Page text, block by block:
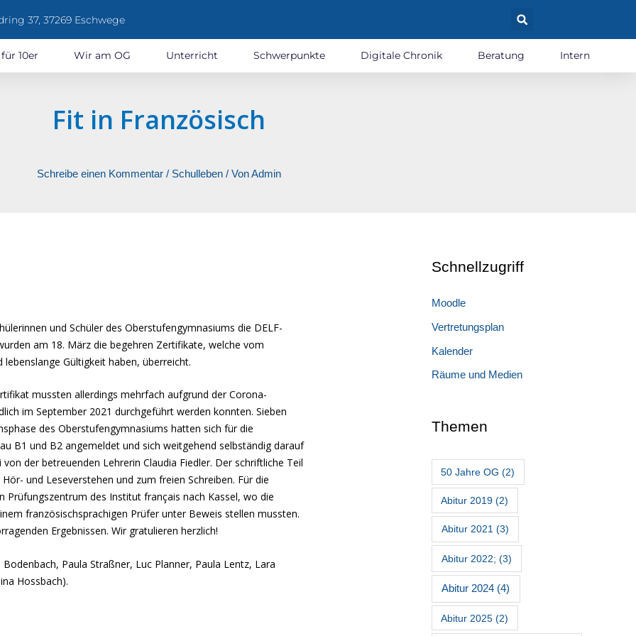
37, 37269 Eschwege
10er Wir am OG Unterricht Schwerpunkte Digitale Chronik Beratung Intern
Fit in Französisch
Schreibe einen Kommentar / Schulleben / VonAdmin
und Schüler des Oberstufengymnasiums die DELF-
am 18. März die begehren Zertifikate, welche vom
Gültigkeit haben, überreicht.
mussten allerdings mehrfach aufgrund der Corona-
im September 2021 durchgeführt werden konnten. Sieben
des Oberstufengymnasiums hatten sich für die
B1 und B2 angemeldet und sich weitgehend selbständig darauf
der betreuenden Lehrerin Claudia Fiedler. Der schriftliche Teil
und Leseverstehen und zum freien Schreiben. Für die
Prüfungszentrum des Institut français nach Kassel, wo die
französischsprachigen Prüfer unter Beweis stellen mussten.
Ergebnissen. Wir gratulieren herzlich!
Paula Straßner, Luc Planner, Paula Lentz, Lara
Hossbach).
Schnellzugriff
Moodle
Vertretungsplan
Kalender
Räume und Medien
Themen
50 Jahre OG (2)
Abitur 2019 (2)
Abitur 2021 (3)
Abitur 2022; (3)
Abitur 2024 (4)
Abitur 2025 (2)